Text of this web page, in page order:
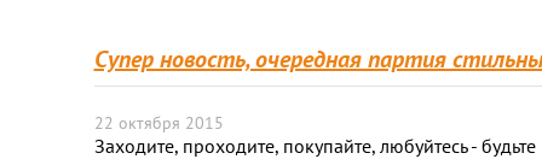
Супер новость, очередная партия
22 октября 2015
Заходите, проходите, покупайте, любуйтесь - будьте